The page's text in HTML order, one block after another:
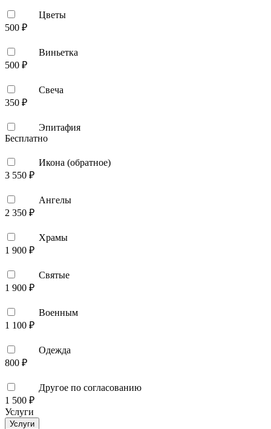
Цветы
500 ₽
Виньетка
500 ₽
Свеча
350 ₽
Эпитафия
Бесплатно
Икона (обратное)
3 550 ₽
Ангелы
2 350 ₽
Храмы
1 900 ₽
Святые
1 900 ₽
Военным
1 100 ₽
Одежда
800 ₽
Другое по согласованию
1 500 ₽
Услуги
Услуги